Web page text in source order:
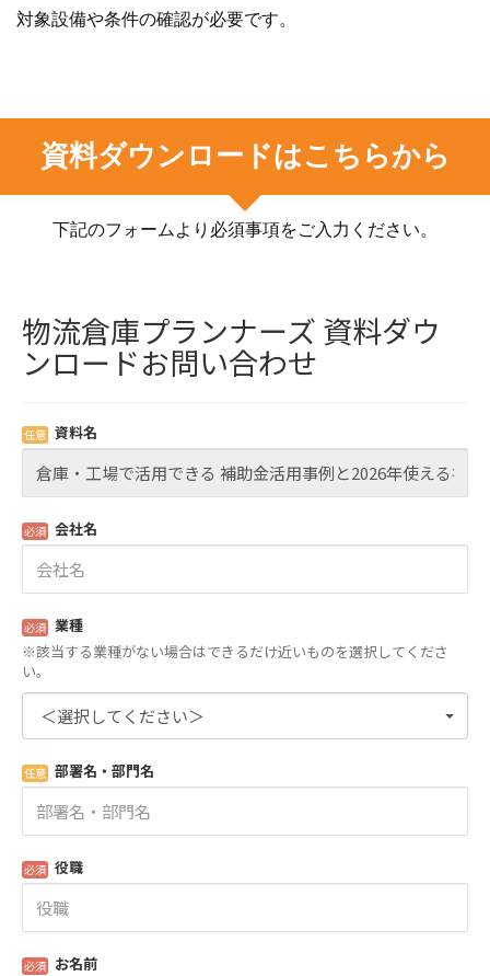
対象設備や条件の確認が必要です。
資料ダウンロードはこちらから
下記のフォームより必須事項をご入力ください。